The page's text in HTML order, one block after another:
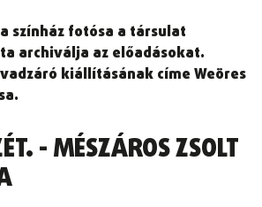
színház fotósa a társulat
archiválja az előadásokat.
kiállításának címe Weöres
- MÉSZÁROS ZSOLT